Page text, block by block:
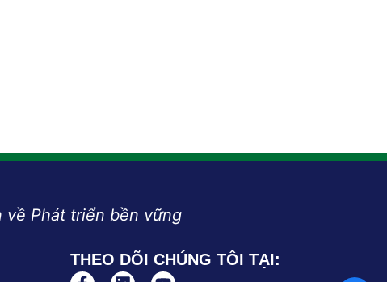
về Phát triển bền vững
THEO DÕI CHÚNG TÔI TẠI: